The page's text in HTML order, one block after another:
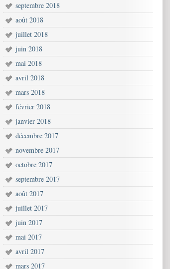
septembre 2018
août 2018
juillet 2018
juin 2018
mai 2018
avril 2018
mars 2018
février 2018
janvier 2018
décembre 2017
novembre 2017
octobre 2017
septembre 2017
août 2017
juillet 2017
juin 2017
mai 2017
avril 2017
mars 2017